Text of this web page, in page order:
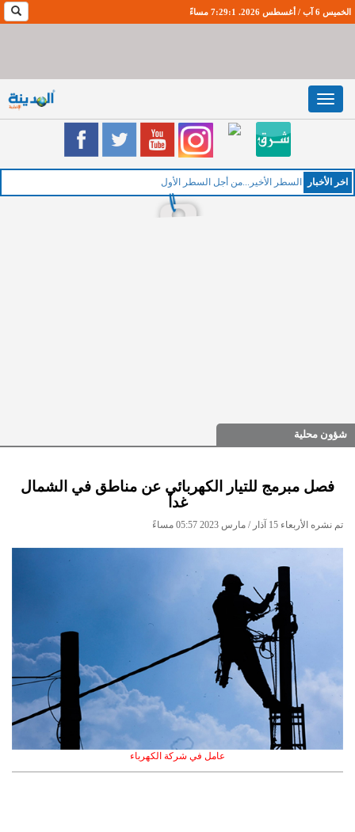
الخميس 6 آب / أغسطس 2026. 7:29:2 مساءً
Toggle
navigation
اخر اﻷخبار الخم
شؤون محلية
فصل مبرمج للتيار الكهربائي عن مناطق في الشمال
غداً
تم نشره الأربعاء 15 آذار / مارس 2023 05:57 مساءً
عامل في شركة الكهرباء